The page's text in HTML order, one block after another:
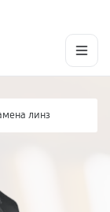
линз